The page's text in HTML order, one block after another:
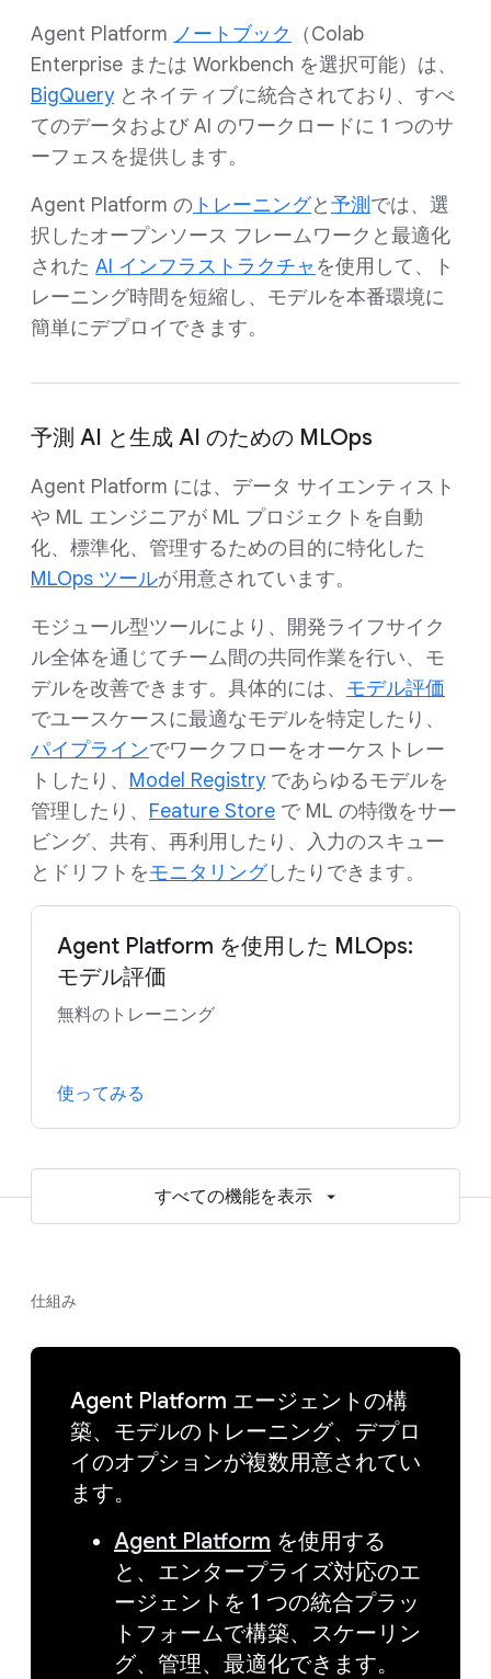
Agent Platform ノートブック
（Colab
Enterprise または Workbench を選択可能）は、
BigQueryとネイティブに統合されており、すべ
てのデータおよび AI のワークロードに 1 つのサ
ーフェスを提供します。
Agent Platform の ト レーニングと予測 では、選
択したオープンソース フレームワークと最適化
された AI インフラストラクチャ を使用して、ト
レーニング時間を短縮し、モデルを本番環境に
簡単にデプロイできます。
予測 AI と生成 AI のための MLOps
Agent Platform には、データ サイエンティスト
や ML エンジニアが ML プロジェクトを自動
化、標準化、管理するための目的に特化した
MLOps ツールが用意されています。
モジュール型ツールにより、開発ライフサイク
ル全体を通じてチーム間の共同作業を行い、モ
デルを改善できます。具体的には、 モデル評価
でユースケースに最適なモデルを特定したり、
パイプラインでワークフローをオーケストレー
トしたり、 Model Registryであらゆるモデルを
管理したり、 Feature Store で ML の特徴をサー
ビング、共有、再利用したり、入力のスキュー
とドリフトをモニタリングしたりできます。
Agent Platform を使用した MLOps:
モデル評価
無料のトレーニング
使ってみる
すべての機能を表示
仕組み
Agent Platform エージェントの構
築、モデルのトレーニング、デプロ
イのオプションが複数用意されてい
ます。
Agent Platform を使用する
と、エンタープライズ対応のエ
ージェントを 1 つの統合プラッ
トフォームで構築、スケーリン
グ、管理、最適化できます。